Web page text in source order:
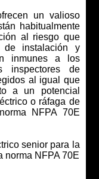
un valioso
habitualmente
al riesgo que
de instalación y
inmunes a los
inspectores de
al igual que
a un potencial
o ráfaga de
NFPA 70E
senior para la
norma NFPA 70E